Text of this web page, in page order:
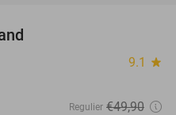
9.1 star
Regulier €49,90